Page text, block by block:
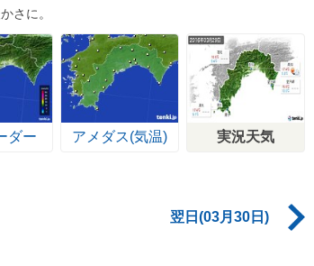
さに。
ダー アメダス(気温) 実況天気
翌日(03月30日)